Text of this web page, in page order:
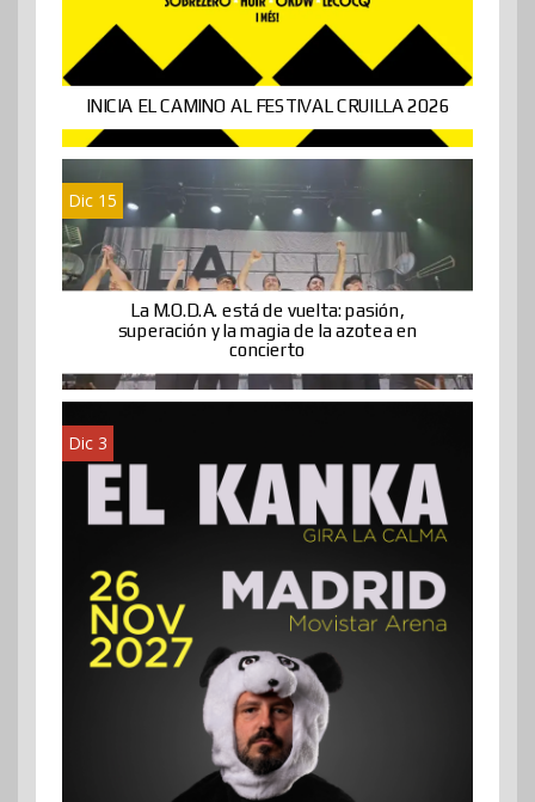
INICIA EL CAMINO AL FESTIVAL CRUILLA 2026
Dic 15
La M.O.D.A. está de vuelta: pasión,
superación y la magia de la azotea en
concierto
Dic 3